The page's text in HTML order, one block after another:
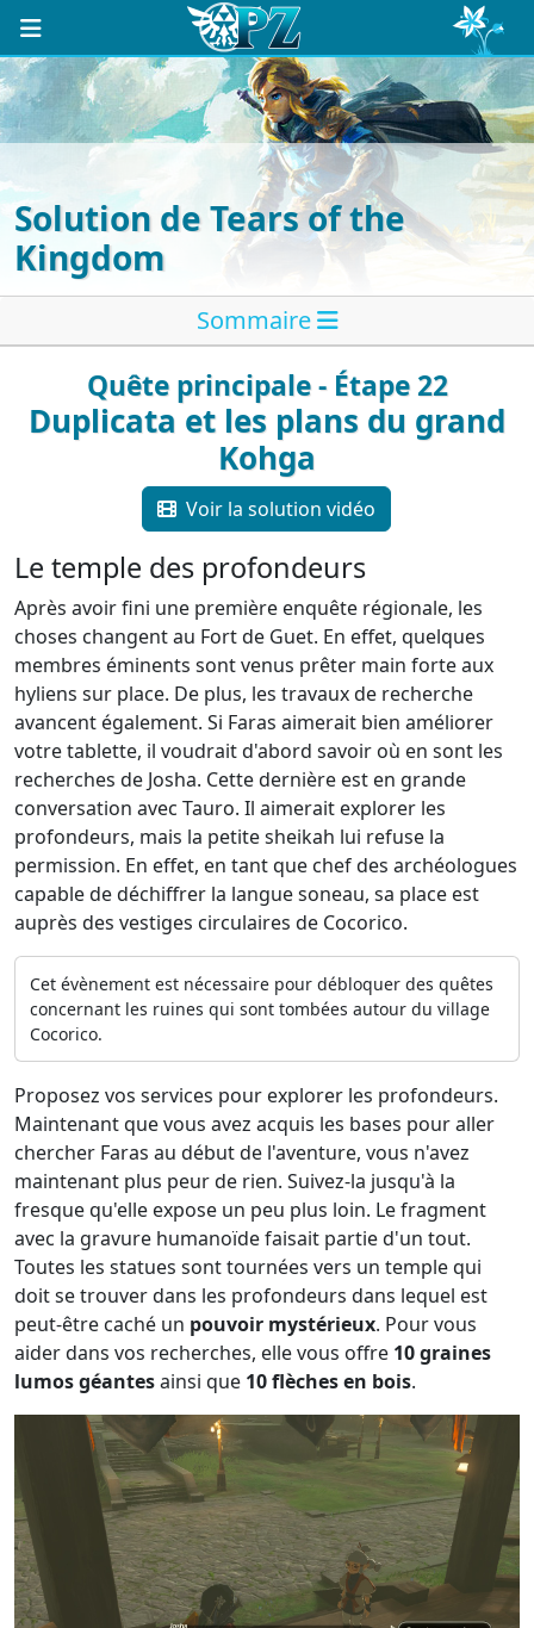
Solution de Tears of the
Kingdom
Sommaire
Quête principale - Étape 22
Duplicata et les plans du grand
Kohga
Voir la solution vidéo
Le temple des profondeurs
Après avoir fini une première enquête régionale, les
choses changent au Fort de Guet. En effet, quelques
membres éminents sont venus prêter main forte aux
hyliens sur place. De plus, les travaux de recherche
avancent également. Si Faras aimerait bien améliorer
votre tablette, il voudrait d'abord savoir où en sont les
recherches de Josha. Cette dernière est en grande
conversation avec Tauro. Il aimerait explorer les
profondeurs, mais la petite sheikah lui refuse la
permission. En effet, en tant que chef des archéologues
capable de déchiffrer la langue soneau, sa place est
auprès des vestiges circulaires de Cocorico.
Cet évènement est nécessaire pour débloquer des quêtes
concernant les ruines qui sont tombées autour du village
Cocorico.
Proposez vos services pour explorer les profondeurs.
Maintenant que vous avez acquis les bases pour aller
chercher Faras au début de l'aventure, vous n'avez
maintenant plus peur de rien. Suivez-la jusqu'à la
fresque qu'elle expose un peu plus loin. Le fragment
avec la gravure humanoïde faisait partie d'un tout.
Toutes les statues sont tournées vers un temple qui
doit se trouver dans les profondeurs dans lequel est
peut-être caché un pouvoir mystérieux. Pour vous
aider dans vos recherches, elle vous offre 10 graines
lumos géantesainsi que 10 flèches en bois.